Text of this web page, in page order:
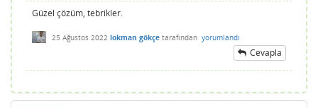
Güzel çözüm, tebrikler.
25 Ağustos 2022 lokman gökçe tarafından yorumlandı
Cevapla